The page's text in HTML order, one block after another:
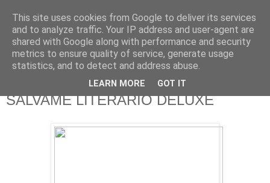
625 RANAS
LA TELEVISIÓN DESDE EL PUNTO DE VISTA BATRACIO
SALVAME LITERARIO DELUXE
This site uses cookies from Google to deliver its services
and to analyze traffic. Your IP address and user-agent are
shared with Google along with performance and security
metrics to ensure quality of service, generate usage
statistics, and to detect and address abuse.
LEARN MORE GOT IT